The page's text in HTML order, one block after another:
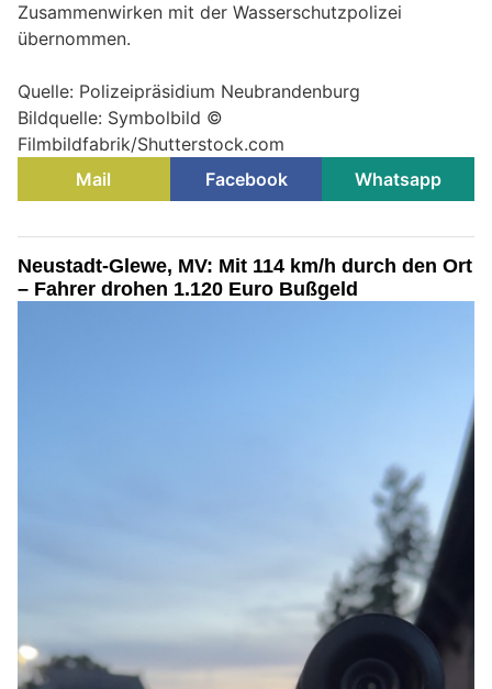
Zusammenwirken mit der Wasserschutzpolizei
übernommen.
Quelle: Polizeipräsidium Neubrandenburg
Bildquelle: Symbolbild ©
Filmbildfabrik/Shutterstock.com
Mail
Facebook Whatsapp
Neustadt-Glewe, MV: Mit 114 km/h durch den Ort
– Fahrer drohen 1.120 Euro Bußgeld